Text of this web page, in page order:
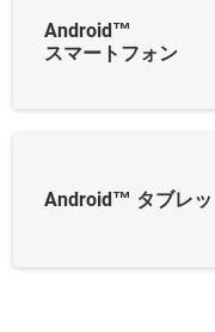
Android™
スマートフォン
Android™ タブレッ